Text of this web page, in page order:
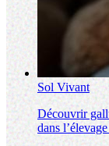
Sol Vivant
Découvrir
dans